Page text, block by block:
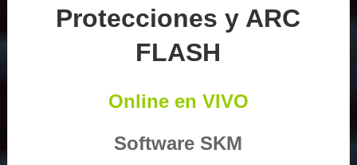
Protecciones y ARC
FLASH
Online en VIVO
Software SKM